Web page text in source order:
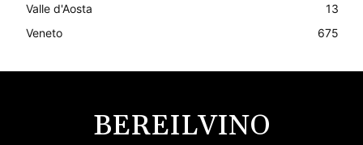
Valle d'Aosta
13
Veneto
675
BEREILVINO